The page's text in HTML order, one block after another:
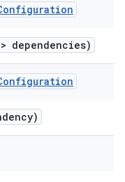
dependencies)